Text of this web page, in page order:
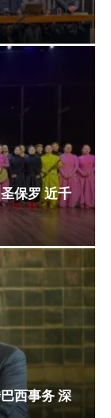
保罗 近千
西事务 深